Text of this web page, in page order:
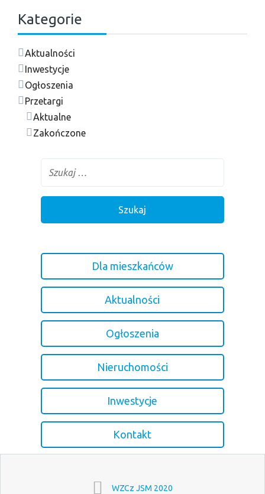
Kategorie
Aktualności
Inwestycje
Ogłoszenia
Przetargi
Aktualne
Zakończone
Dla mieszkańców
Aktualności
Ogłoszenia
Nieruchomości
Inwestycje
Kontakt
WZCz JSM 2020